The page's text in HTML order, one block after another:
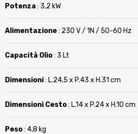
Potenza : 3,2 kW
Alimentazione: 230 V / 1N / 50-60 Hz
Capacità Olio: 3 Lt
Dimensioni: L.24,5 x P.43 x H.31 cm
Dimensioni Cesto: L.14 x P.24 x H.10 cm
Peso: 4,8 kg